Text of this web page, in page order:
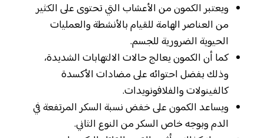
ويعتبر الكمون من الأعشاب التي تحتوى على الكثير
من العناصر الهامة للقيام بالأنشطة والعمليات
الحيوية الضرورية للجسم.
كما أن الكمون يعالج حالات الالتهابات الشديدة،
وذلك بفضل احتوائه على مضادات الأكسدة
كالفينولات والفلافونويدات.
ويساعد الكمون على خفض نسبة السكر المرتفعة في
الدم وبوجه خاص السكر من النوع الثاني.